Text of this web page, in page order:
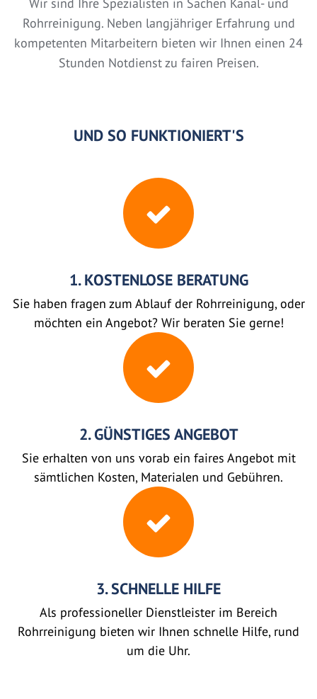
Wir sind Ihre Spezialisten in Sachen Kanal- und
Rohrreinigung. Neben langjähriger Erfahrung und
kompetenten Mitarbeitern bieten wir Ihnen einen 24
Stunden Notdienst zu fairen Preisen.
UND SO FUNKTIONIERT'S
1. KOSTENLOSE BERATUNG
Sie haben fragen zum Ablauf der Rohrreinigung, oder
möchten ein Angebot? Wir beraten Sie gerne!
2. GÜNSTIGES ANGEBOT
Sie erhalten von uns vorab ein faires Angebot mit
sämtlichen Kosten, Materialen und Gebühren.
3. SCHNELLE HILFE
Als professioneller Dienstleister im Bereich
Rohrreinigung bieten wir Ihnen schnelle Hilfe, rund
um die Uhr.